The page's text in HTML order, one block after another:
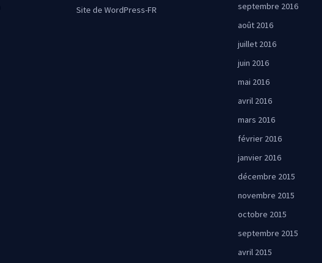
septembre 2016
août 2016
juillet 2016
juin 2016
mai 2016
avril 2016
mars 2016
février 2016
janvier 2016
décembre 2015
novembre 2015
octobre 2015
septembre 2015
avril 2015
Site de WordPress-FR